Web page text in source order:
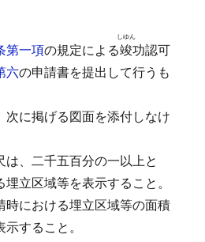
第一項の規定による竣
しゆん
功認可
六の申請書を提出して行うも
次に掲げる図面を添付しなけ
は、二千五百分の一以上と
立区域等を表示すること。
時における埋立区域等の面積
すること。